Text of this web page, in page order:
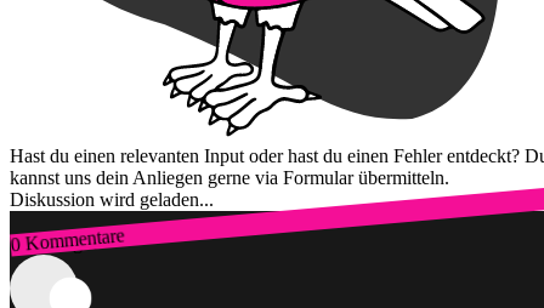
Hast du einen relevanten Input oder hast du einen Fehler entdeckt?
kannst uns dein Anliegen gerne via Formular übermitteln.
Diskussion wird geladen...
0 Kommentare
Zum Login